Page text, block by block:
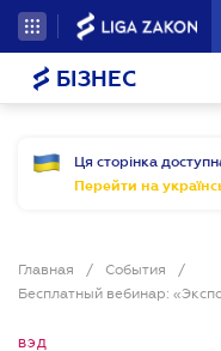
БІЗНЕС
Ця сторінка
Перейти на
Главная / События
/
ВЭД